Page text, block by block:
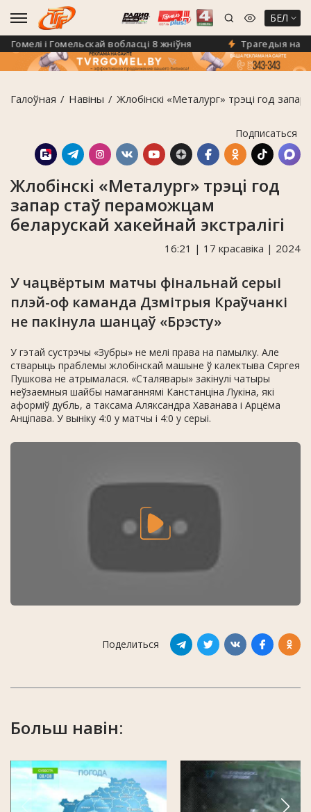
БЕЛ
і Гомельскай вобласці 8 жніўня Трагедыя на
Галоўная Навiны Жлобінскі «Металург» трэці год
Подписаться
Жлобінскі «Металург» трэці год
запар стаў пераможцам
беларускай хакейнай экстралігі
16:21 | 17 красавіка | 2024
У чацвёртым матчы фінальнай серыі
плэй-оф каманда Дзмітрыя Краўчанкі
не пакінула шанцаў «Брэсту»
У гэтай сустрэчы «Зубры» не мелі права на памылку. Але
стварыць праблемы жлобінскай машыне ў калектыва Сяргея
Пушкова не атрымалася. «Сталявары» закінулі чатыры
неўзаемныя шайбы намаганнямі Канстанціна Лукіна, які
аформіў дубль, а таксама Аляксандра Хаванава і Арцёма
Анціпава. У выніку 4:0 у матчы і 4:0 у серыі.
Поделиться
Больш навін: